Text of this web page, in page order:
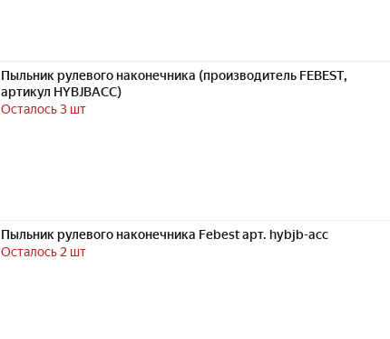
Пыльник рулевого наконечника (производитель FEBEST,
артикул HYBJBACC)
Осталось 3 шт
Пыльник рулевого наконечника Febest арт. hybjb-acc
Осталось 2 шт